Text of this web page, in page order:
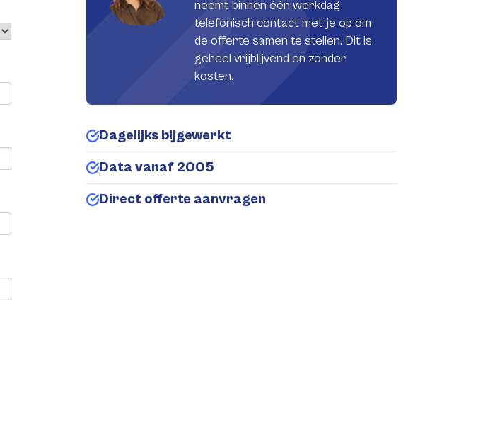
neemt binnen één werkdag
telefonisch contact met je op om
de offerte samen te stellen. Dit is
geheel vrijblijvend en zonder
kosten.
Dagelijks bijgewerkt
Data vanaf 2005
Direct offerte aanvragen